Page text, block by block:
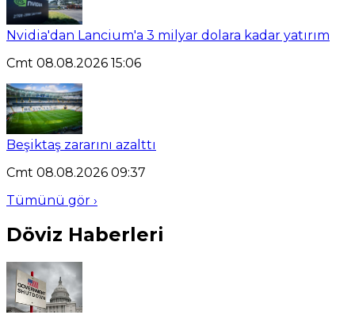
Nvidia'dan Lancium'a 3 milyar dolara kadar yatırım
Cmt 08.08.2026 15:06
Beşiktaş zararını azalttı
Cmt 08.08.2026 09:37
Tümünü gör ›
Döviz Haberleri